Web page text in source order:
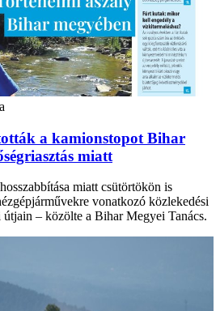
a kamionstopot Bihar
miatt
miatt csütörtökön is
vonatkozó közlekedési
– közölte a Bihar Megyei Tanács.